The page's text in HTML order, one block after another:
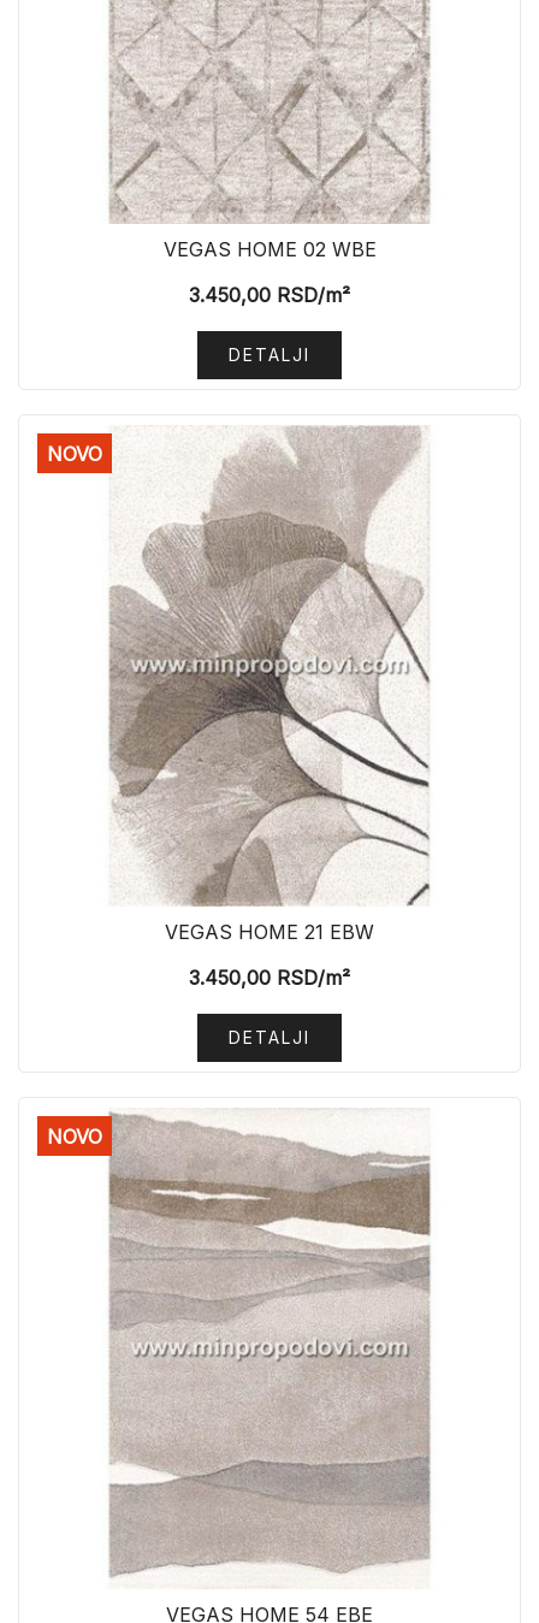
VEGAS HOME 02 WBE
3.450,00 RSD/m²
DETALJI
NOVO
VEGAS HOME 21 EBW
3.450,00 RSD/m²
DETALJI
NOVO
VEGAS HOME 54 EBE